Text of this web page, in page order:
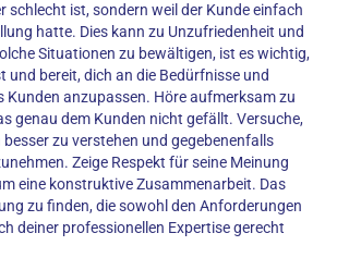
schlecht ist, sondern weil der Kunde einfach
hatte. Dies kann zu Unzufriedenheit und
Situationen zu bewältigen, ist es wichtig,
und bereit, dich an die Bedürfnisse und
Kunden anzupassen. Höre aufmerksam zu
genau dem Kunden nicht gefällt. Versuche,
zu verstehen und gegebenenfalls
Zeige Respekt für seine Meinung
eine konstruktive Zusammenarbeit. Das
zu finden, die sowohl den Anforderungen
deiner professionellen Expertise gerecht